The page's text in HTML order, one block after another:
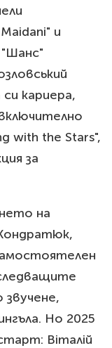
и
"Шанс"
кариера,
with the Stars",
за
на
Но 2025
Віталій